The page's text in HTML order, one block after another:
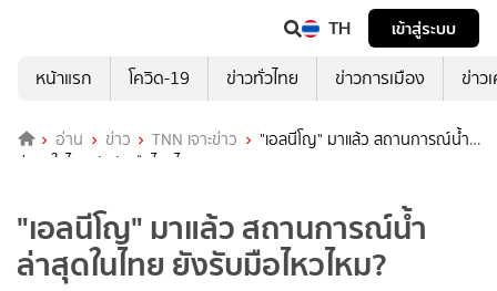
TH
เข้าสู่ระบบ
หน้าแรก
โควิด-19 ข่าวทั่วไทย ข่าวการเมือง ข่าว
อ่าน ข่าว TNN เจาะข่าว
"เอลนีโญ" มาแล้ว สถานการณ์น้ำ
ล่าสุดในไทย ยังรับมือไหวไหม?
"เอลนีโญ" มาแล้ว สถานการณ์น้ำ
ล่าสุดในไทย ยังรับมือไหวไหม?